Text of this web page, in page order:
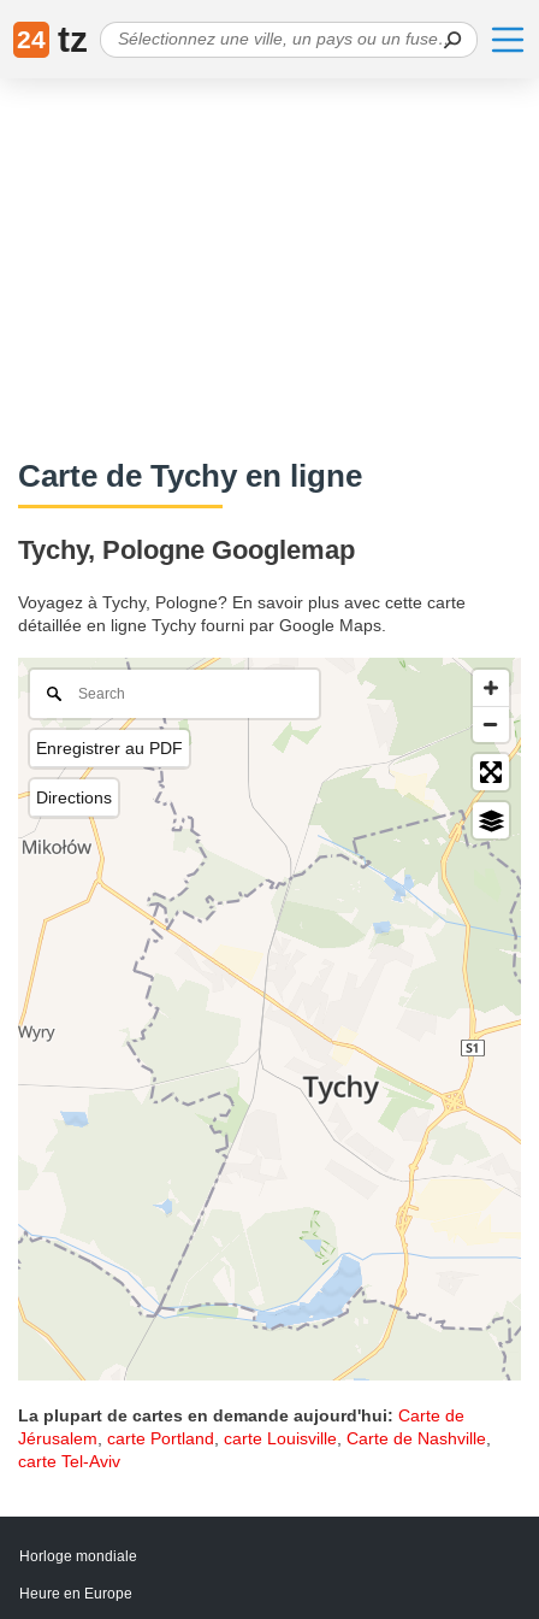
24 tz
Сarte de Tychy en ligne
Tychy, Pologne Googlemap
Voyagez à Tychy, Pologne? En savoir plus avec cette carte
détaillée en ligne Tychy fourni par Google Maps.
Enregistrer au PDF
Directions
La plupart de cartes en demande aujourd'hui: Carte de
Jérusalem, carte Portland, carte Louisville, Carte de Nashville,
carte Tel-Aviv
Horloge mondiale
Heure en Europe